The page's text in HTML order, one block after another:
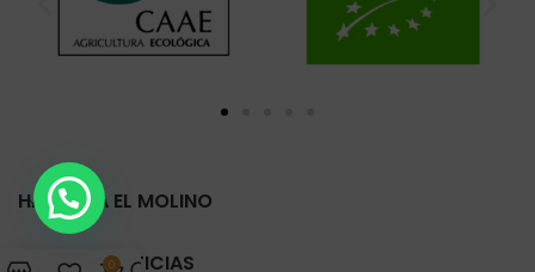
HARINERA EL MOLINO
ÚLTIMAS NOTICIAS
0